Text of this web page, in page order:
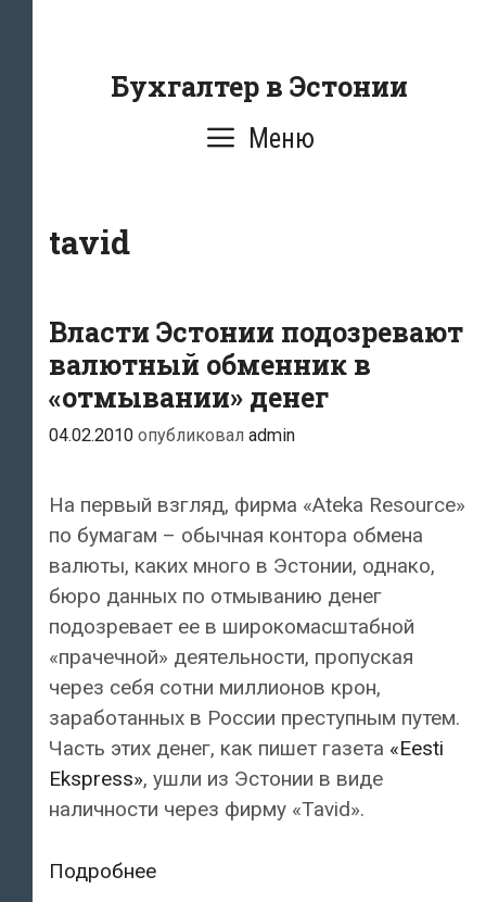
содержаниюБухгалтер в Эстонии
Меню
tavid
Власти Эстонии подозревают
валютный обменник в
«отмывании» денег
04.02.2010 опубликовал admin
На первый взгляд, фирма «Ateka Resource»
по бумагам – обычная контора обмена
валюты, каких много в Эстонии, однако,
бюро данных по отмыванию денег
подозревает ее в широкомасштабной
«прачечной» деятельности, пропуская
через себя сотни миллионов крон,
заработанных в России преступным путем.
Часть этих денег, как пишет газета «Eesti
Ekspress», ушли из Эстонии в виде
наличности через фирму «Tavid».
ПодробнееВласти